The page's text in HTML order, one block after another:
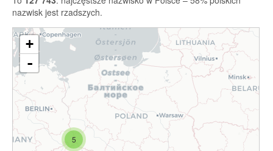
nazwisk jest rzadszych.
5
+
-